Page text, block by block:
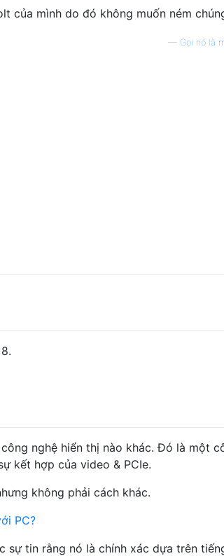
của mình do đó không muốn ném
— Gọi nó là
nghệ hiển thị nào khác. Đó là một
kết hợp của video & PCIe.
không phải cách khác.
PC?
tin rằng nó là chính xác dựa trên